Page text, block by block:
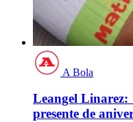
A Bola
Leangel
presente de